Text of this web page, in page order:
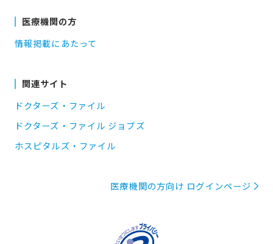
医療機関の方
情報掲載にあたって
関連サイト
ドクターズ・ファイル
ドクターズ・ファイル ジョブズ
ホスピタルズ・ファイル
医療機関の方向け ログインページ